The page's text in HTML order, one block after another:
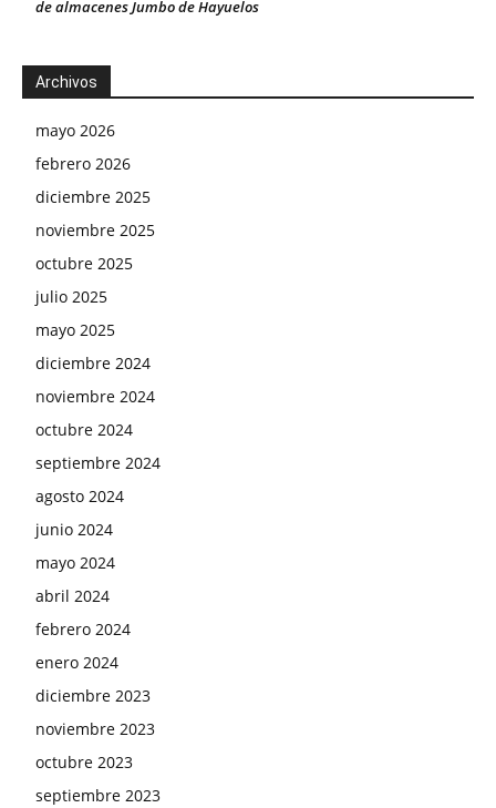
de almacenes Jumbo de Hayuelos
Archivos
mayo 2026
febrero 2026
diciembre 2025
noviembre 2025
octubre 2025
julio 2025
mayo 2025
diciembre 2024
noviembre 2024
octubre 2024
septiembre 2024
agosto 2024
junio 2024
mayo 2024
abril 2024
febrero 2024
enero 2024
diciembre 2023
noviembre 2023
octubre 2023
septiembre 2023